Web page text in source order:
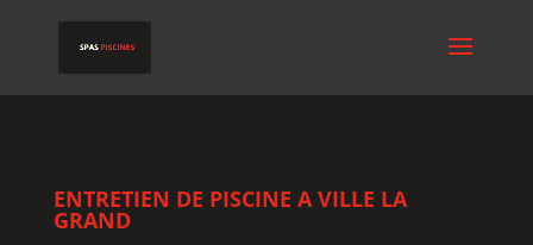
ENTRETIEN DE PISCINE A VILLE LA
GRAND